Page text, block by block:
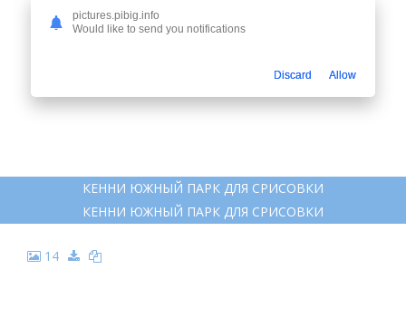
КЕННИ ЮЖНЫЙ ПАРК ДЛЯ СРИСОВКИ
КЕННИ ЮЖНЫЙ ПАРК ДЛЯ СРИСОВКИ
14
pictures.pibig.info
Would like to send you notifications
Discard Allow